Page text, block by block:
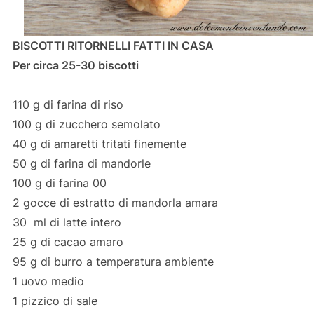
BISCOTTI RITORNELLI FATTI IN CASA
Per circa 25-30 biscotti
110 g di farina di riso
100 g di zucchero semolato
40 g di amaretti tritati finemente
50 g di farina di mandorle
100 g di farina 00
2 gocce di estratto di mandorla amara
30 ml di latte intero
25 g di cacao amaro
95 g di burro a temperatura ambiente
1 uovo medio
1 pizzico di sale